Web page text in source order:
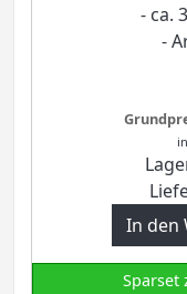
- ca.
-
In den
Sparset